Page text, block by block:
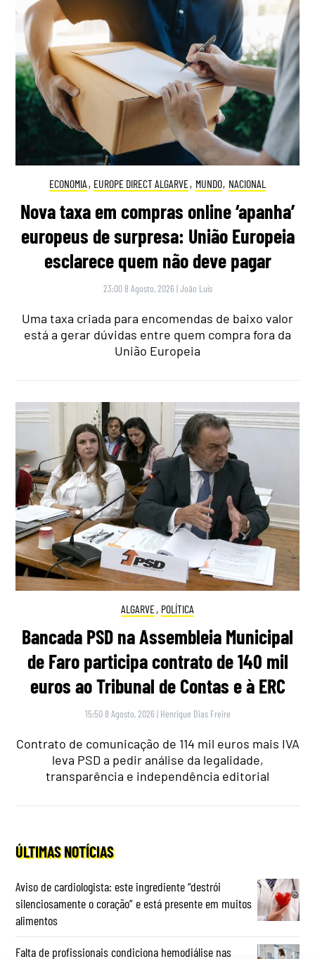
ECONOMIA , EUROPE DIRECT ALGARVE, MUNDO, NACIONAL
Nova taxa em compras online ‘apanha’
europeus de surpresa: União Europeia
esclarece quem não deve pagar
23:00 8 Agosto, 2026 |João Luís
Uma taxa criada para encomendas de baixo valor
está a gerar dúvidas entre quem compra fora da
União Europeia
ALGARVE, POLÍTICA
Bancada PSD na Assembleia Municipal
de Faro participa contrato de 140 mil
euros ao Tribunal de Contas e à ERC
15:50 8 Agosto, 2026 | Henrique Dias Freire
Contrato de comunicação de 114 mil euros mais IVA
leva PSD a pedir análise da legalidade,
transparência e independência editorial
ÚLTIMAS NOTÍCIAS
Aviso de cardiologista: este ingrediente “destrói
silenciosamente o coração” e está presente em muitos
alimentos
Falta de profissionais condiciona hemodiálise nas